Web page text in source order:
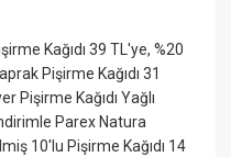
Kağıdı 39 TL'ye, %20
Pişirme Kağıdı 31
Pişirme Kağıdı Yağlı
Parex Natura
10'lu Pişirme Kağıdı 14